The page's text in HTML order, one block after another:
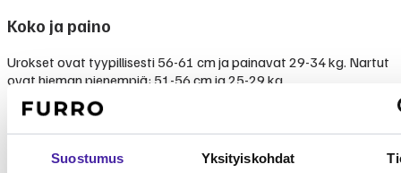
Suostumus Yksityiskohdat
Koko ja paino
Urokset ovat tyypillisesti 56-61 cm ja painavat 29-34 kg. Nartut
ovat hieman pienempiä: 51-56 cm ja 25-29 kg.
Kultainennoutajalla on taipumus ylipainoon, joten ruokinnan ja
liikunnan tasapainosta on pidettävä huolta läpi elämän. FCI-
standardi ei määritä tarkkaa painoa, mutta rodun tulisi olla
lihaksikas ja liikkuva, ei pehmeä tai raskas.